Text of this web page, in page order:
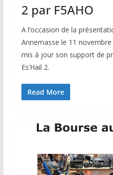
2 par F5AHO
A l’occasion de la
Annemasse le 11
mis à jour son support de
Es’Hail 2.
Read More